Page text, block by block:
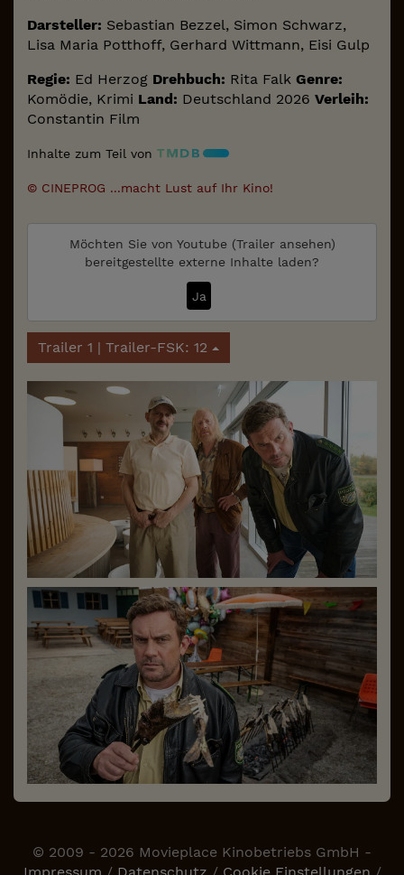
Darsteller: Sebastian Bezzel, Simon Schwarz,
Lisa Maria Potthoff, Gerhard Wittmann, Eisi Gulp
Regie: Ed Herzog Drehbuch: Rita Falk Genre:
Komödie, Krimi Land: Deutschland 2026 Verleih:
Constantin Film
Inhalte zum Teil von
© CINEPROG ...macht Lust auf Ihr Kino!
Möchten Sie von Youtube (Trailer ansehen)
bereitgestellte externe Inhalte laden?
Ja
Trailer 1 | Trailer-FSK: 12
© 2009 - 2026 Movieplace Kinobetriebs GmbH -